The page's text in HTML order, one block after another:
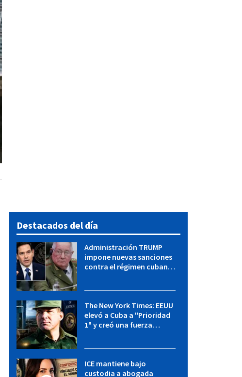
Destacados del día
Administración TRUMP
impone nuevas sanciones
contra el régimen cubano:
The New York Times: EEUU
elevó a Cuba a "Prioridad
1" y creó una fuerza
ICE mantiene bajo
custodia a abogada